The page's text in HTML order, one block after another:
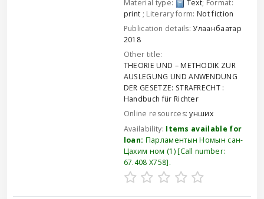
Material type: Text; Format:
print ; Literary form:Not fiction
Publication details:Улаанбаатар
2018
Other title:
THEORIE UND – METHODIK ZUR
AUSLEGUNG UND ANWENDUNG
DER GESETZE: STRAFRECHT :
Handbuch für Richter
Online resources:унших
Availability: Items available for
loan: Парламентын Номын сан-
Цахим ном (1) Call number:
67.408 Х758 .